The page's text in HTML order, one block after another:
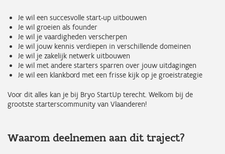
Je wil een succesvolle start-up uitbouwen
Je wil groeien als founder
Je wil je vaardigheden verscherpen
Je wil jouw kennis verdiepen in verschillende domeinen
Je wil je zakelijk netwerk uitbouwen
Je wil met andere starters sparren over jouw uitdagingen
Je wil een klankbord met een frisse kijk op je groeistrategie
Voor dit alles kan je bij Bryo StartUp terecht. Welkom bij de
grootste starterscommunity van Vlaanderen!
Waarom deelnemen aan dit traject?